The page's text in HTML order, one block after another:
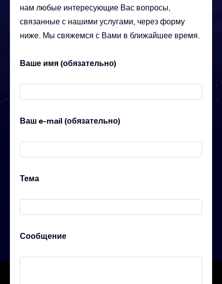
нам любые интересующие Вас вопросы,
связанные с нашими услугами, через форму
ниже. Мы свяжемся с Вами в ближайшее время.
Ваше имя (обязательно)
Ваш e-mail (обязательно)
Тема
Сообщение